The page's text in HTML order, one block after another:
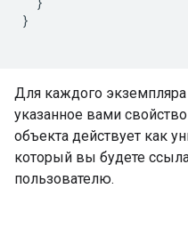
}
Для каждого экземпляра
указанное вами свойство
объекта действует как
который вы будете
пользователю.